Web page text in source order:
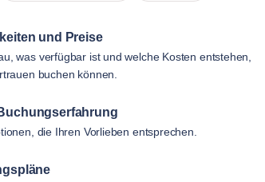
und Preise
was verfügbar ist und welche Kosten entstehen,
buchen können.
die Ihren Vorlieben entsprechen.